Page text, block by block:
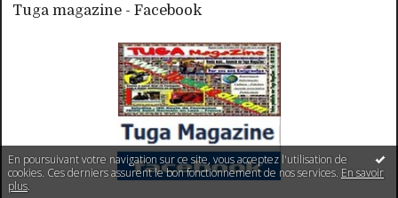
En poursuivant votre navigation sur ce site, vous acceptez l'utilisation de
cookies. Ces derniers assurent le bon fonctionnement de nos services. En savoir
plus.
Tuga magazine - Facebook